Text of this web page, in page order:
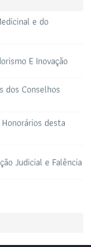
PRERROGATIVAS
CLUBE DA OAB
e do
E Inovação
dos Conselhos
desta
Judicial e Falência